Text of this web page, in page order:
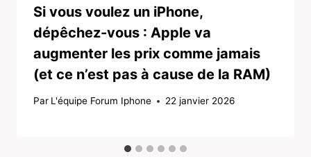
Si vous voulez un iPhone,
dépêchez-vous : Apple va
augmenter les prix comme jamais
(et ce n’est pas à cause de la RAM)
Par L'équipe Forum Iphone 22 janvier 2026